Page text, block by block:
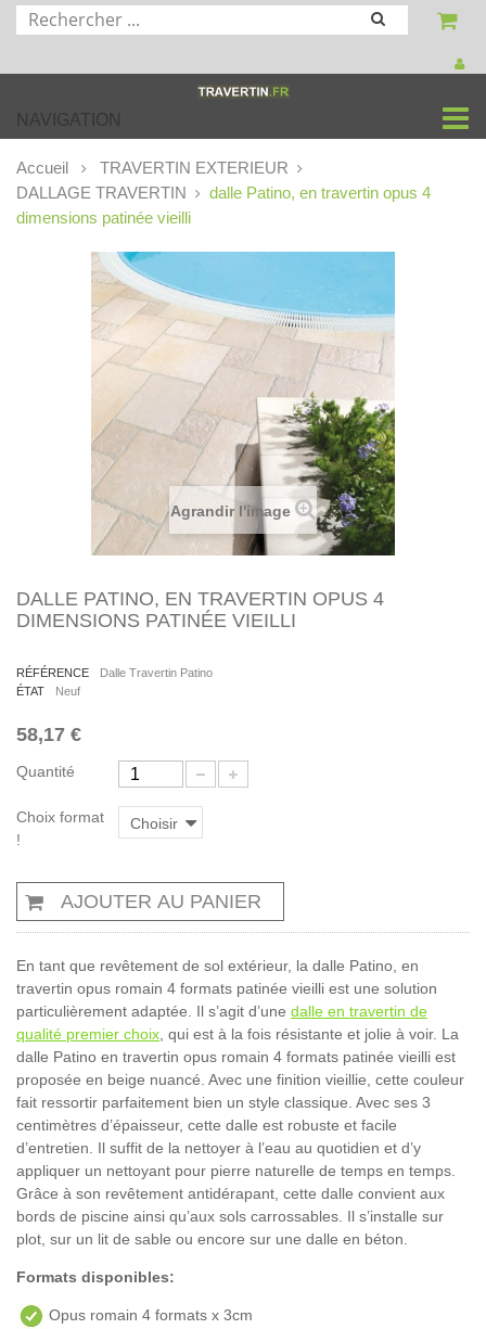
NAVIGATION
Accueil
TRAVERTIN EXTERIEUR
DALLAGE TRAVERTIN
dalle Patino, en travertin opus 4
dimensions patinée vieilli
Agrandir l'image
DALLE PATINO, EN TRAVERTIN OPUS 4
DIMENSIONS PATINÉE VIEILLI
RÉFÉRENCE
Dalle Travertin Patino
ÉTAT
Neuf
58,17 €
Quantité
Choix format
!
Choisir
AJOUTER AU PANIER
En tant que revêtement de sol extérieur, la dalle Patino, en
travertin opus romain 4 formats patinée vieilli est une solution
particulièrement adaptée. Il s’agit d’une dalle en travertin de
qualité premier choix , qui est à la fois résistante et jolie à voir. La
dalle Patino en travertin opus romain 4 formats patinée vieilli est
proposée en beige nuancé. Avec une finition vieillie, cette couleur
fait ressortir parfaitement bien un style classique. Avec ses 3
centimètres d’épaisseur, cette dalle est robuste et facile
d’entretien. Il suffit de la nettoyer à l’eau au quotidien et d’y
appliquer un nettoyant pour pierre naturelle de temps en temps.
Grâce à son revêtement antidérapant, cette dalle convient aux
bords de piscine ainsi qu’aux sols carrossables. Il s’installe sur
plot, sur un lit de sable ou encore sur une dalle en béton.
Formats disponibles:
Opus romain 4 formats x 3cm